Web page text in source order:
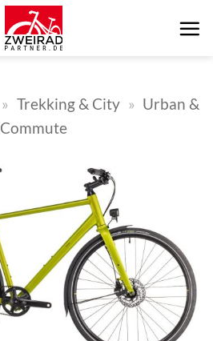
» Trekking & City » Urban &
Commute